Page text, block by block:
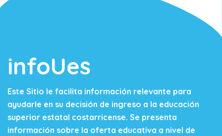
infoUes
Este Sitio le facilita información relevante para
ayudarle en su decisión de ingreso a la educación
superior estatal costarricense. Se presenta
información sobre la oferta educativa a nivel de